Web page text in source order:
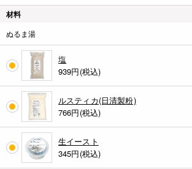
材料
ぬるま湯
塩
939円(税込)
ルスティカ(日清製粉)
766円(税込)
生イースト
345円(税込)